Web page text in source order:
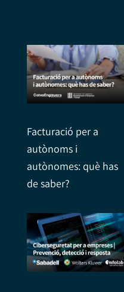
Facturació per a
autònoms i
autònomes: què has
de saber?